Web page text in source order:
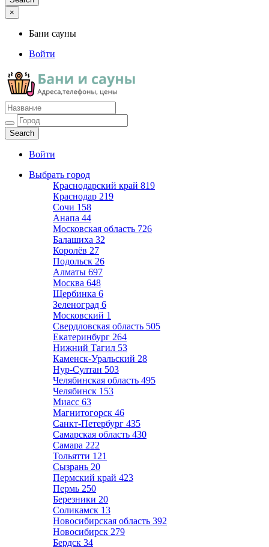
×
Бани сауны
Войти
Бани сауны
Адреса и телефоны
Войти
Выбрать город
Краснодарский край 819
Краснодар 219
Сочи 158
Анапа 44
Московская область 726
Балашиха 32
Королёв 27
Подольск 26
Алматы 697
Москва 648
Щербинка 6
Зеленоград 6
Московский 1
Свердловская область 505
Екатеринбург 264
Нижний Тагил 53
Каменск-Уральский 28
Нур-Султан 503
Челябинская область 495
Челябинск 153
Миасс 63
Магнитогорск 46
Санкт-Петербург 435
Самарская область 430
Самара 222
Тольятти 121
Сызрань 20
Пермский край 423
Пермь 250
Березники 20
Соликамск 13
Новосибирская область 392
Новосибирск 279
Бердск 34